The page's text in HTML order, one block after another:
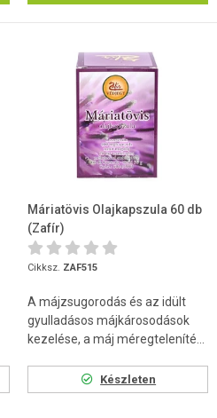
Máriatövis Olajkapszula 60 db
(Zafír)
Cikksz. ZAF515
A májzsugorodás és az idült
gyulladásos májkárosodások
kezelése, a máj méregteleníté...
Készleten